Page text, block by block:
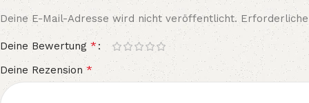
Deine E-Mail-Adresse wird nicht veröffentlicht.
Deine Bewertung *
Deine Rezension*